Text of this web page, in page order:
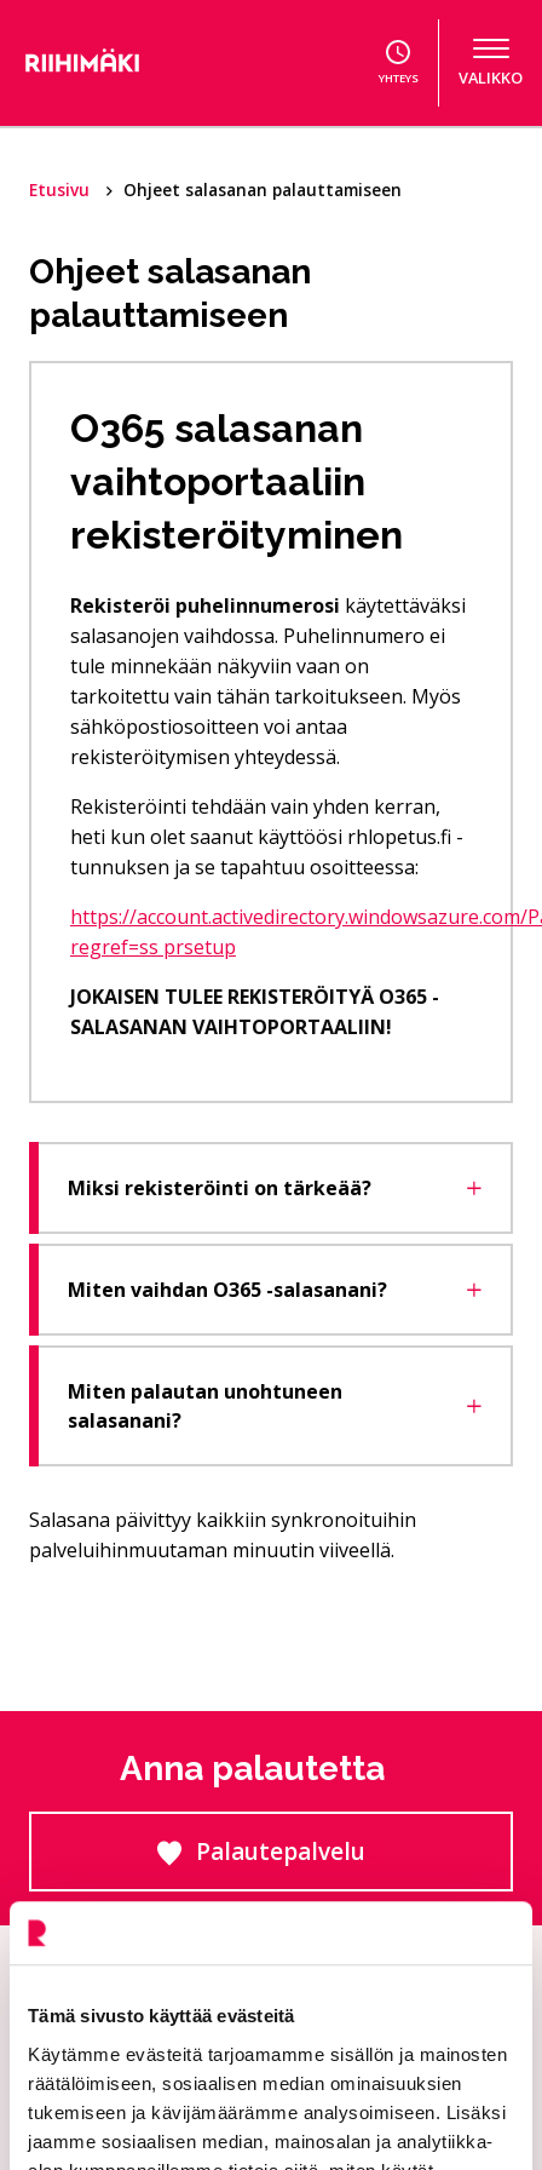
Tämä sivusto käyttää evästeitä
Käytämme evästeitä tarjoamamme sisällön ja mainosten
räätälöimiseen, sosiaalisen median ominaisuuksien
tukemiseen ja kävijämäärämme analysoimiseen. Lisäksi
jaamme sosiaalisen median, mainosalan ja analytiikka-
YHTEYS VALIKKO
Etusivu Ohjeet salasanan palauttamiseen
Ohjeet salasanan
palauttamiseen
O365 salasanan
vaihtoportaaliin
rekisteröityminen
Rekisteröi puhelinnumerosi käytettäväksi
salasanojen vaihdossa. Puhelinnumero ei
tule minnekään näkyviin vaan on
tarkoitettu vain tähän tarkoitukseen. Myös
sähköpostiosoitteen voi antaa
rekisteröitymisen yhteydessä.
Rekisteröinti tehdään vain yhden kerran,
heti kun olet saanut käyttöösi rhlopetus.fi -
tunnuksen ja se tapahtuu osoitteessa:
https://account.activedirectory.windowsazure.com/
regref=ss prsetup
JOKAISEN TULEE REKISTERÖITYÄ O365 -
SALASANAN VAIHTOPORTAALIIN!
Miksi rekisteröinti on tärkeää?
Miten vaihdan O365 -salasanani?
Miten palautan unohtuneen
salasanani?
Salasana päivittyy kaikkiin synkronoituihin
palveluihinmuutaman minuutin viiveellä.
Anna palautetta
Palautepalvelu
Siirtyy ulkoiselle